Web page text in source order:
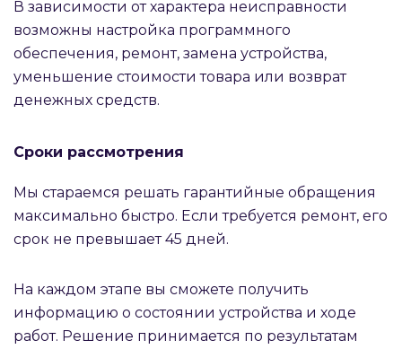
В зависимости от характера неисправности
возможны настройка программного
обеспечения, ремонт, замена устройства,
уменьшение стоимости товара или возврат
денежных средств.
Сроки рассмотрения
Мы стараемся решать гарантийные обращения
максимально быстро. Если требуется ремонт, его
срок не превышает 45 дней.
На каждом этапе вы сможете получить
информацию о состоянии устройства и ходе
работ. Решение принимается по результатам